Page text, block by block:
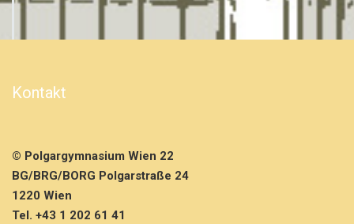
Kontakt
© Polgargymnasium Wien 22
BG/BRG/BORG Polgarstraße 24
1220 Wien
Tel. +43 1 202 61 41